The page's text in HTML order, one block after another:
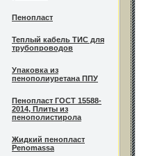
Пенопласт
Теплый кабель ТИС для
трубопроводов
Упаковка из
пенополиуретана ППУ
Пенопласт ГОСТ 15588-
2014, Плиты из
пенополистирола
Жидкий пенопласт
Penomassa